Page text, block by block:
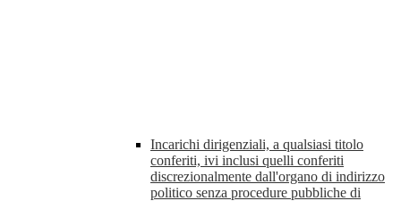
Incarichi dirigenziali, a qualsiasi titolo
conferiti, ivi inclusi quelli conferiti
discrezionalmente dall'organo di indirizzo
politico senza procedure pubbliche di